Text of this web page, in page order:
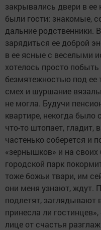
закрывались двери в ее
были гости: знакомые,
дальние родственники.
зарядиться ее доброй
в ее ясные с веселыми
хотелось просто
безмятежностью под ее
смех и шуршание
не могла. Будучи
квартире, некогда было
что-то штопает, гладит,
частенько соберется и
«зернышков» и на своих
городской парк
тоже божьи твари, им
они меня узнают, ждут.
подлетят, заглядывают
принесла ли
лице от счастья